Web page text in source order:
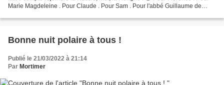
Marie Magdeleine . Pour Claude . Pour Sam . Pour l'abbé Guillaume de
Bonne nuit polaire à tous !
Publié le 21/03/2022 à 21:14
Par Mortimer